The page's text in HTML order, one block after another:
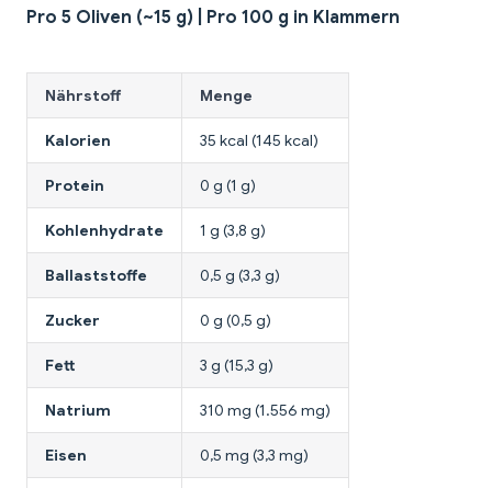
Pro 5 Oliven (~15 g) | Pro 100 g in Klammern
Nährstoff Menge
Kalorien 35 kcal (145 kcal)
Protein 0 g (1 g)
Kohlenhydrate 1 g (3,8 g)
Ballaststoffe 0,5 g (3,3 g)
Zucker 0 g (0,5 g)
Fett 3 g (15,3 g)
Natrium 310 mg (1.556 mg)
Eisen 0,5 mg (3,3 mg)